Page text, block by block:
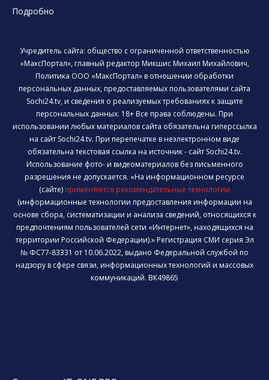
Подробно
Учредитель сайта: общество с ограниченной ответственностью
«МаксПортал», главный редактор Микшис Михаил Михайлович,
Политика ООО «МаксПортал» в отношении обработки
персональных данных, предоставляемых пользователями сайта
Sochi24.tv, и сведения о реализуемых требованиях к защите
персональных данных. 18+ Все права соблюдены. При
использовании любых материалов сайта обязательна гиперссылка
на сайт Sochi24.tv. При перепечатке в неэлектронном виде
обязательна текстовая ссылка на источник - сайт Sochi24.tv.
Использование фото- и видеоматериалов без письменного
разрешения не допускается. «На информационном ресурсе
(сайте) применяются рекомендательные технологии
(информационные технологии предоставления информации на
основе сбора, систематизации и анализа сведений, относящихся к
предпочтениям пользователей сети «Интернет», находящихся на
территории Российской Федерации).» Регистрация СМИ серия Эл
№ ФС77-83331 от 10.06.2022, выдано Федеральной службой по
надзору в сфере связи, информационных технологий и массовых
коммуникаций. ВК49865